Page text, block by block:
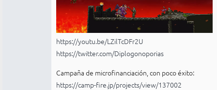
https://youtu.be/LZilTcDFr2U
https://twitter.com/Diplogonoporias
Campaña de microfinanciación, con poco éxito:
https://camp-fire.jp/projects/view/137002